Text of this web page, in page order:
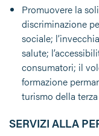
Promuovere la
discriminazione
sociale;
salute;
consumatori; il
formazione
turismo della terza
SERVIZI ALLA